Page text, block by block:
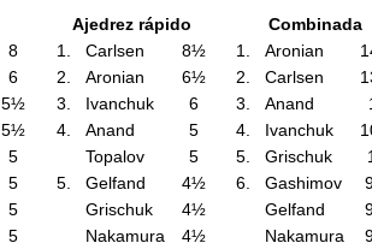
8
6
5½
5½
5
5
5
5
Ajedrez rápido
1.
Carlsen
8½
2.
Aronian
6½
3.
Ivanchuk
6
4.
Anand
5
Topalov
5
5.
Gelfand
4½
Grischuk
4½
Nakamura
4½
Combinada
1.
Aronian
2.
Carlsen
3.
Anand
4.
Ivanchuk
5.
Grischuk
6.
Gashimov
Gelfand
Nakamura